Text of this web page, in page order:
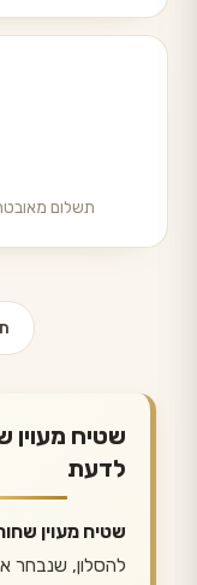
תשלום
שטיח
לדעת
שטיח מעוין
להסלון, שנבחר